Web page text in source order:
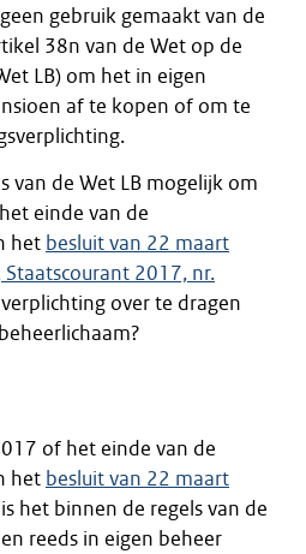
gebruik gemaakt van de
38n van de Wet op de
LB) om het in eigen
af te kopen of om te
van de Wet LB mogelijk om
einde van de
het besluit van 22 maart
Staatscourant 2017, nr.
over te dragen
of het einde van de
het besluit van 22 maart
is het binnen de regels van de
reeds in eigen beheer